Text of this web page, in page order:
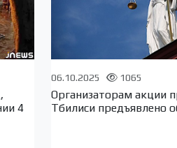
4
06.10.2025 1065
Организаторам акции
Тбилиси предъявлено